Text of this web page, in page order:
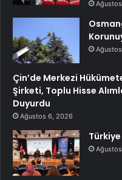
Çin’de Merkezi
Şirketi, Toplu Hisse
Duyurdu
Ağustos 6, 2026